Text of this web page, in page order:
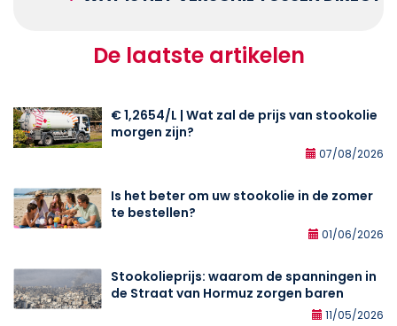
De laatste artikelen
€ 1,2654/L | Wat zal de prijs van stookolie
morgen zijn?
07/08/2026
Is het beter om uw stookolie in de zomer
te bestellen?
01/06/2026
Stookolieprijs: waarom de spanningen in
de Straat van Hormuz zorgen baren
11/05/2026